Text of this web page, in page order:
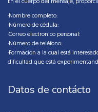
En el cuerpo del mensaje,
·Nombre completo:
·Número de cédula:
·Correo electronico personal:
·Número de teléfono:
·Formación a la cual está
dificultad que está
Datos de contácto